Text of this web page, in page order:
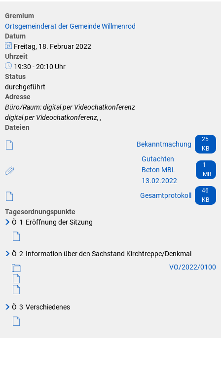
Förderungen der VG für private Umbauten
Feuerwehr
Ehrenamtskarte des Westerwaldkreises
Gremium
Ortsgemeinderat der Gemeinde Willmenrod
Datum
Freitag, 18. Februar 2022
Uhrzeit
19:30 - 20:10 Uhr
Status
durchgeführt
Adresse
Büro/Raum: digital per Videochatkonferenz
digital per Videochatkonferenz, ,
Dateien
Bekanntmachung
25
KB
Gutachten
Beton MBL
13.02.2022
1
MB
Gesamtprotokoll
46
KB
Tagesordnungspunkte
Ö 1 Eröffnung der Sitzung
Ö 2 Information über den Sachstand Kirchtreppe/Denkmal
VO/2022/0100
Ö 3 Verschiedenes